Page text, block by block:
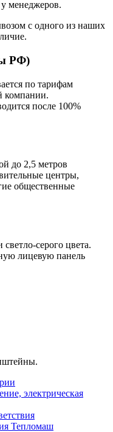
менеджеров.
с одного из наших
РФ)
по тарифам
компании.
после 100%
до 2,5 метров
центры,
общественные
серого цвета.
лицевую панель
электрическая
Тепломаш